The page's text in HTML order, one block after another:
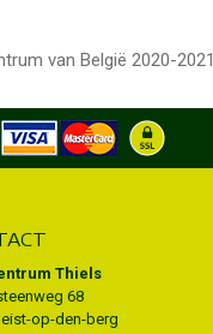
van België 2020-2021
Thiels
68
op-den-berg